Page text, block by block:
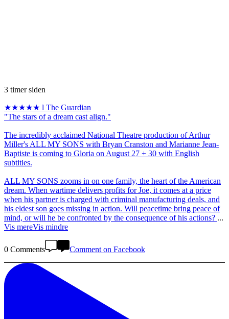
3 timer siden
★★★★★ l The Guardian
"The stars of a dream cast align."
The incredibly acclaimed National Theatre production of Arthur
Miller's ALL MY SONS with Bryan Cranston and Marianne Jean-
Baptiste is coming to Gloria on August 27 + 30 with English
subtitles.
ALL MY SONS zooms in on one family, the heart of the American
dream. When wartime delivers profits for Joe, it comes at a price
when his partner is charged with criminal manufacturing deals, and
his eldest son goes missing in action. Will peacetime bring peace of
mind, or will he be confronted by the consequence of his actions? ...
Vis mereVis mindre
0 Comments Comment on Facebook